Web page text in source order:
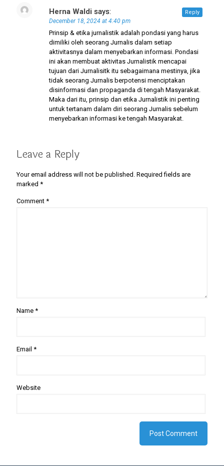
Herna Waldi says:
December 18, 2024 at 4:40 pm
Prinsip & etika jurnalistik adalah pondasi yang harus
dimiliki oleh seorang Jurnalis dalam setiap
aktivitasnya dalam menyebarkan informasi. Pondasi
ini akan membuat aktivitas Jurnalistik mencapai
tujuan dari Jurnalisitk itu sebagaimana mestinya, jika
tidak seorang Jurnalis berpotensi menciptakan
disinformasi dan propaganda di tengah Masyarakat.
Maka dari itu, prinsip dan etika Jurnalistik ini penting
untuk tertanam dalam diri seorang Jurnalis sebelum
menyebarkan informasi ke tengah Masyarakat.
Reply
Leave a Reply
Your email address will not be published. Required fields are
marked *
Comment *
Name *
Email *
Website